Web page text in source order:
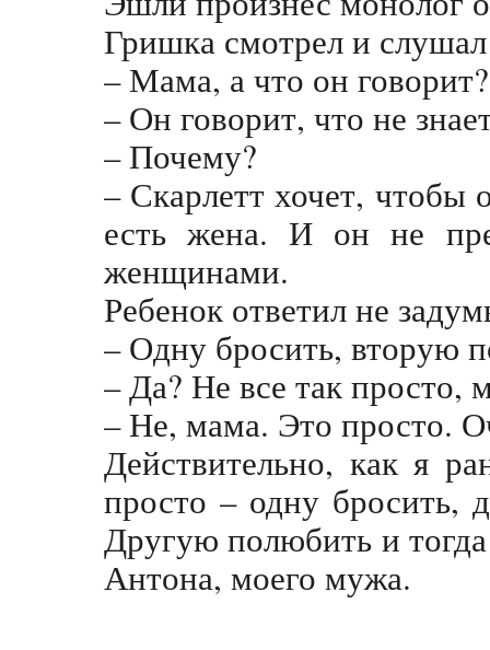
Гришка смотрел и
– Мама, а что он говорит?
– Он говорит, что не
– Почему?
– Скарлетт хочет,
есть жена. И он не
женщинами.
Ребенок ответил не
– Одну бросить, вторую
– Да? Не все так
– Не, мама. Это просто.
Действительно, как я
просто – одну бросить,
Другую полюбить и
Антона, моего мужа.